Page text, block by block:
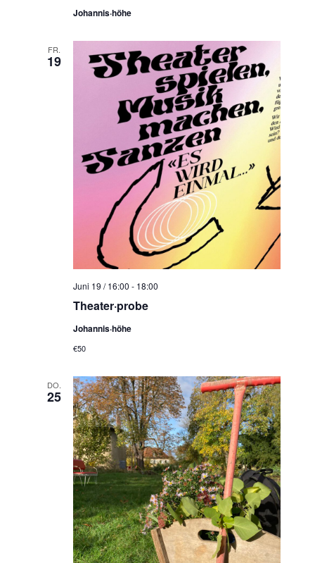
Johannis·höhe
FR.
19
Theater·probe
Juni 19 / 16:00 - 18:00
Johannis·höhe
€50
DO.
25